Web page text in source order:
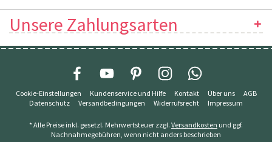
Unsere Zahlungsarten
Cookie-Einstellungen Kundenservice und Hilfe Kontakt Über uns
AGB
Datenschutz
Versandbedingungen Widerrufsrecht Impressum
* Alle Preise inkl. gesetzl. Mehrwertsteuer zzgl. Versandkosten und ggf.
Nachnahmegebühren, wenn nicht anders beschrieben